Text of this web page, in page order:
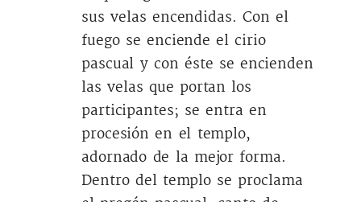
sus velas encendidas. Con el
fuego se enciende el cirio
pascual y con éste se encienden
las velas que portan los
participantes; se entra en
procesión en el templo,
adornado de la mejor forma.
Dentro del templo se proclama